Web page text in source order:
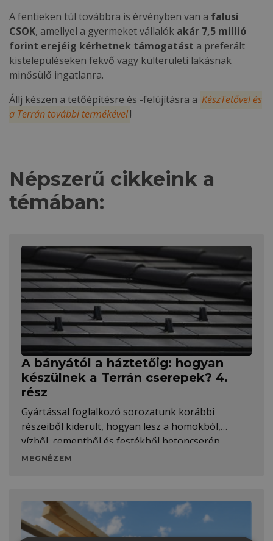
A fentieken túl továbbra is érvényben van a falusi
CSOK, amellyel a gyermeket vállalók akár 7,5 millió
forint erejéig kérhetnek támogatást a preferált
kistelepüléseken fekvő vagy külterületi lakásnak
minősülő ingatlanra.
Állj készen a tetőépítésre és -felújításra a KészTetővel és
a Terrán további termékével!
Népszerű cikkeink a
témában:
A bányától a háztetőig: hogyan
készülnek a Terrán cserepek? 4.
rész
Gyártással foglalkozó sorozatunk korábbi
részeiből kiderült, hogyan lesz a homokból,
vízből, cementből és festékből betoncserép,
MEGNÉZEM